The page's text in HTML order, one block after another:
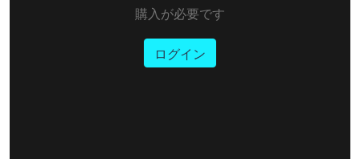
購入が必要です
ログイン